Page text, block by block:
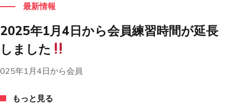
最新情報
2025年1月4日から会員練習時間が延長
しました
025年1月4日から会員
もっと見る